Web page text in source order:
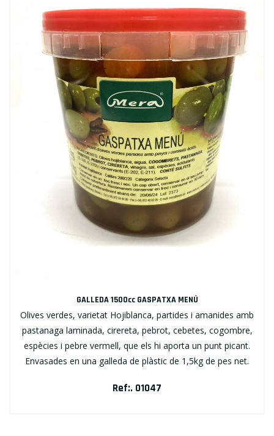
GALLEDA 1500cc GASPATXA MENÚ
Olives verdes, varietat Hojiblanca, partides i amanides amb
pastanaga laminada, cirereta, pebrot, cebetes, cogombre,
espècies i pebre vermell, que els hi aporta un punt picant.
Envasades en una galleda de plàstic de 1,5kg de pes net.
Ref:. 01047